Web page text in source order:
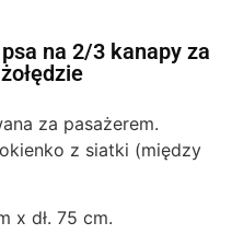
na 2/3 kanapy za
za pasażerem.
z siatki (między
x dł. 75 cm.